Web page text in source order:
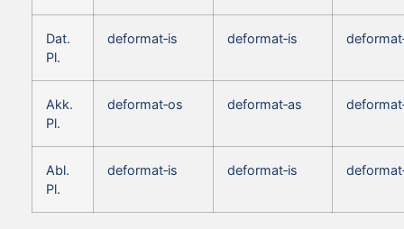
Dat.
Pl.
deformat‑is deformat‑is
Akk.
Pl.
deformat‑os deformat‑as
Abl.
Pl.
deformat‑is deformat‑is